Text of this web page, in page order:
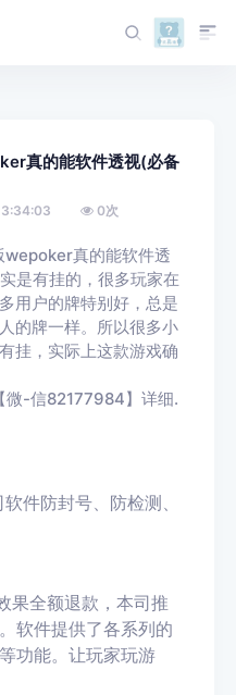
真的能软件透视(必备
0次
wepoker真的能软件透
实是有挂的，很多玩家在
用户的牌特别好，总是
的牌一样。所以很多小
挂，实际上这款游戏确
微-信82177984】详细.
件防封号、防检测、
果全额退款，本司推
软件提供了各系列的
功能。让玩家玩游